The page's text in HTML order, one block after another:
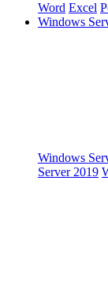
Word Excel
Windows
Windows
Server 2019